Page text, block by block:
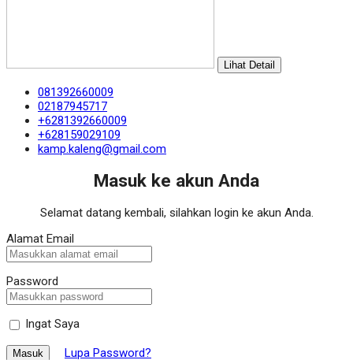
Lihat Detail
081392660009
02187945717
+6281392660009
+628159029109
kamp.kaleng@gmail.com
Masuk ke akun Anda
Selamat datang kembali, silahkan login ke akun Anda.
Alamat Email
Password
Ingat Saya
Masuk Lupa Password?